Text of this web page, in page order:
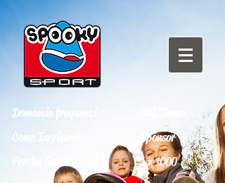
Domande frequenti
Come Iscriversi
Sponsor
5 x 1000